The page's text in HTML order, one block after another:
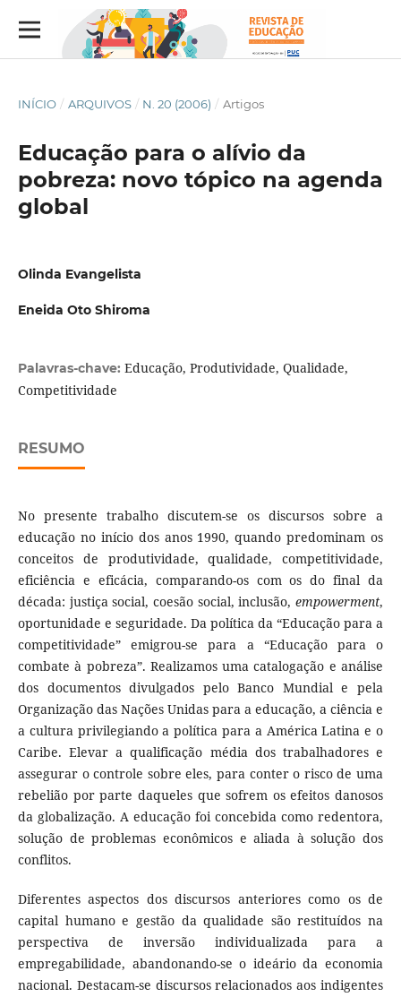
INÍCIO / ARQUIVOS / N. 20 (2006) / Artigos
Educação para o alívio da
pobreza: novo tópico na agenda
global
Olinda Evangelista
Eneida Oto Shiroma
Palavras-chave: Educação, Produtividade, Qualidade,
Competitividade
RESUMO
No presente trabalho discutem-se os discursos sobre a
educação no início dos anos 1990, quando predominam os
conceitos de produtividade, qualidade, competitividade,
eficiência e eficácia, comparando-os com os do final da
década: justiça social, coesão social, inclusão,empowerment,
oportunidade e seguridade. Da política da “Educação para a
competitividade” emigrou-se para a “Educação para o
combate à pobreza”. Realizamos uma catalogação e análise
dos documentos divulgados pelo Banco Mundial e pela
Organização das Nações Unidas para a educação, a ciência e
a cultura privilegiando a política para a América Latina e o
Caribe. Elevar a qualificação média dos trabalhadores e
assegurar o controle sobre eles, para conter o risco de uma
rebelião por parte daqueles que sofrem os efeitos danosos
da globalização. A educação foi concebida como redentora,
solução de problemas econômicos e aliada à solução dos
conflitos.
Diferentes aspectos dos discursos anteriores como os de
capital humano e gestão da qualidade são restituídos na
perspectiva de inversão individualizada para a
empregabilidade, abandonando-se o ideário da economia
nacional. Destacam-se discursos relacionados aos indigentes